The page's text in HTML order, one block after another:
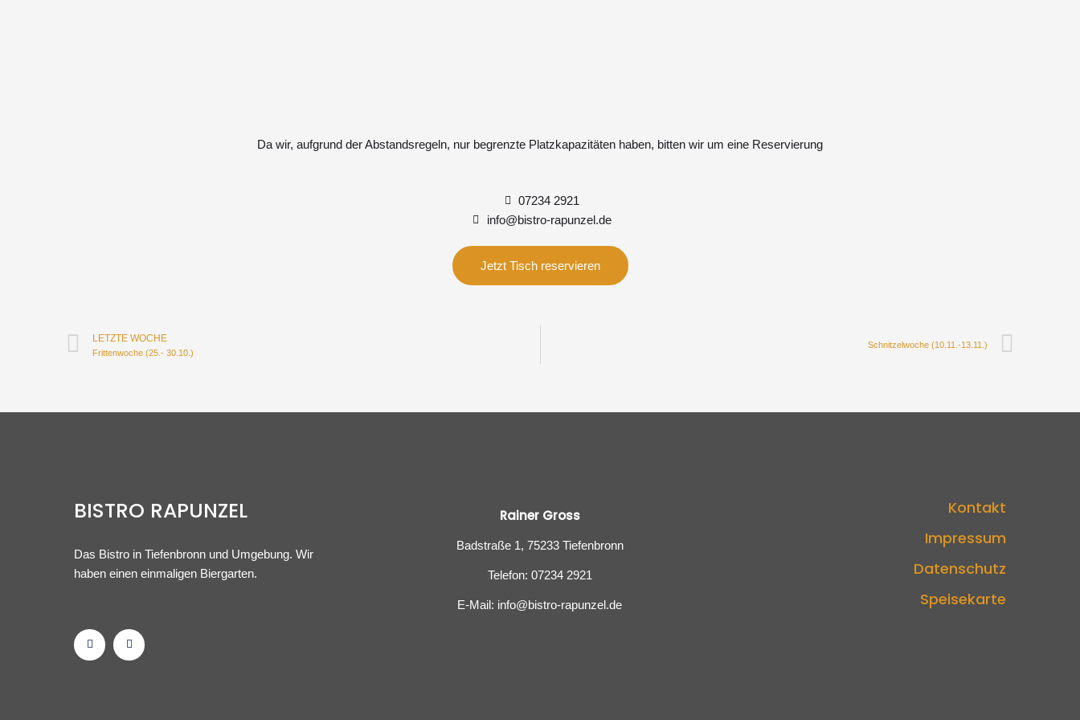
Da wir, aufgrund der Abstandsregeln, nur begrenzte Platzkapazitäten haben, bitten wir um eine Reservierung
07234 2921
info@bistro-rapunzel.de
Jetzt Tisch reservieren
LETZTE WOCHE
Frittenwoche (25.- 30.10.)
Schnitzelwoche (10.11.-13.11.)
BISTRO RAPUNZEL
Das Bistro in Tiefenbronn und Umgebung. Wir
haben einen einmaligen Biergarten.
Rainer Gross
Badstraße 1, 75233 Tiefenbronn
Telefon: 07234 2921
E-Mail: info@bistro-rapunzel.de
Kontakt
Impressum
Datenschutz
Speisekarte